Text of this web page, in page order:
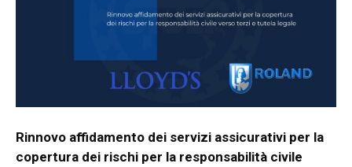
Rinnovo affidamento dei servizi assicurativi per la
copertura dei rischi per la responsabilità civile